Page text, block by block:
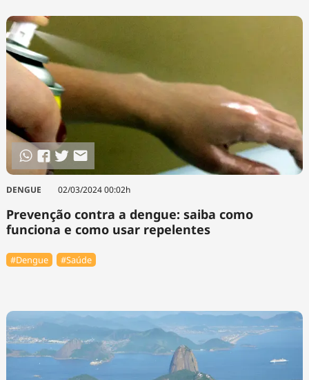
DENGUE 02/03/2024 00:02h
Prevenção contra a dengue: saiba como
funciona e como usar repelentes
#Dengue #Saúde